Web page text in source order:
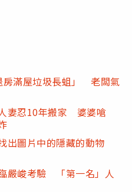
房滿屋垃圾長蛆」 老闆氣
妻忍10年搬家 婆婆嗆
圖片中的隱藏的動物
嚴峻考驗 「第一名」人